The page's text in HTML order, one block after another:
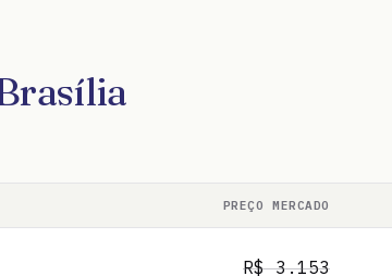
PREÇO MERCADO
R$3.153